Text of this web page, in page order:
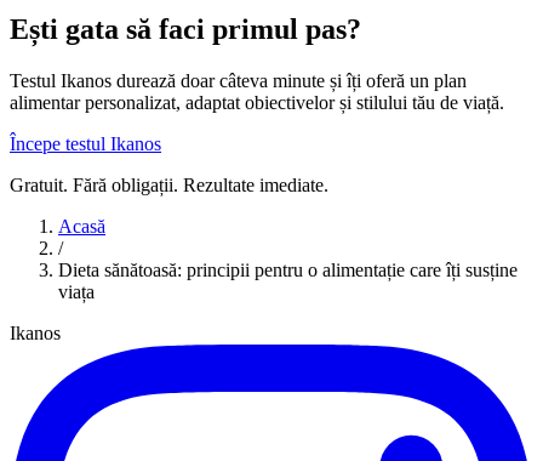
Ești gata să faci primul pas?
Testul Ikanos durează doar câteva minute și îți oferă un plan
alimentar personalizat, adaptat obiectivelor și stilului tău de viață.
Începe testul Ikanos
Gratuit. Fără obligații. Rezultate imediate.
Acasă
/
Dieta sănătoasă: principii pentru o alimentație care îți susține
viața
Ikanos